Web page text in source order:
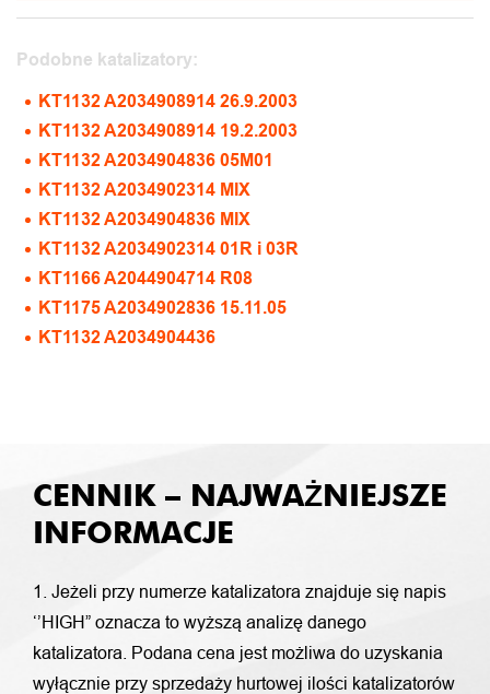
Podobne katalizatory:
KT1132 A2034908914 26.9.2003
KT1132 A2034908914 19.2.2003
KT1132 A2034904836 05M01
KT1132 A2034902314 MIX
KT1132 A2034904836 MIX
KT1132 A2034902314 01R i 03R
KT1166 A2044904714 R08
KT1175 A2034902836 15.11.05
KT1132 A2034904436
CENNIK – NAJWAŻNIEJSZE
INFORMACJE
1. Jeżeli przy numerze katalizatora znajduje się napis
‘’HIGH” oznacza to wyższą analizę danego
katalizatora. Podana cena jest możliwa do uzyskania
wyłącznie przy sprzedaży hurtowej ilości katalizatorów